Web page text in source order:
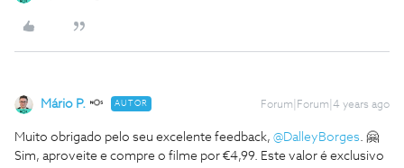
Mário P. AUTOR Forum|Forum|4 years ago
Muito obrigado pelo seu excelente feedback, @DalleyBorges. 🤗
Sim, aproveite e compre o filme por €4,99. Este valor é exclusivo